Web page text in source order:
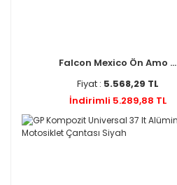
Falcon Mexico Ön Amo ...
Fiyat : 5.568,29 TL
İndirimli 5.289,88 TL